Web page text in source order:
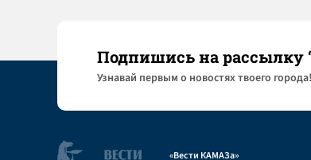
Подпишись на рассылку
Узнaвай первым о новостях твоего города!
«Вести КАМАЗа»